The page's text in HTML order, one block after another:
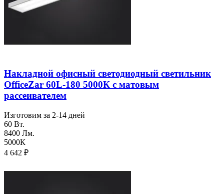
Накладной офисный светодиодный светильник
OfficeZar 60L-180 5000К с матовым
рассеивателем
Изготовим за 2-14 дней
60 Вт.
8400 Лм.
5000К
4 642 ₽